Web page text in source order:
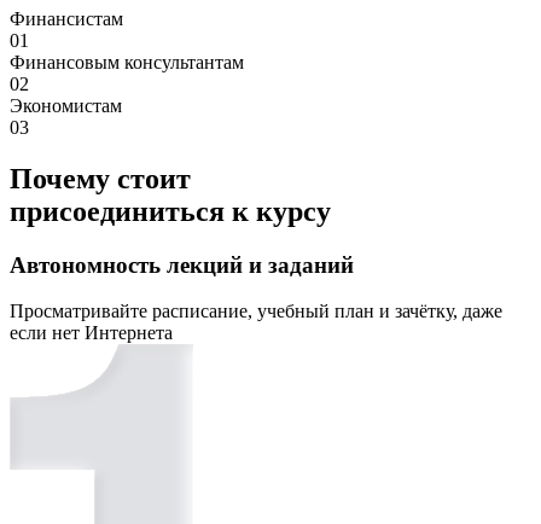
Финансистам
01
Финансовым консультантам
02
Экономистам
03
Почему стоит
присоединиться к курсу
Автономность лекций и заданий
Просматривайте расписание, учебный план и зачётку, даже
если нет Интернета